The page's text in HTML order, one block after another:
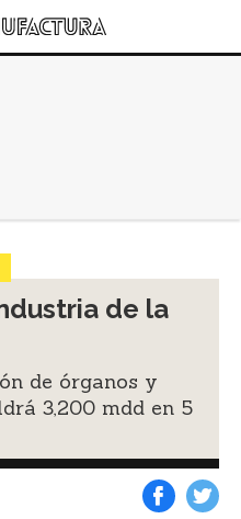
de la
de órganos y
3,200 mdd en 5